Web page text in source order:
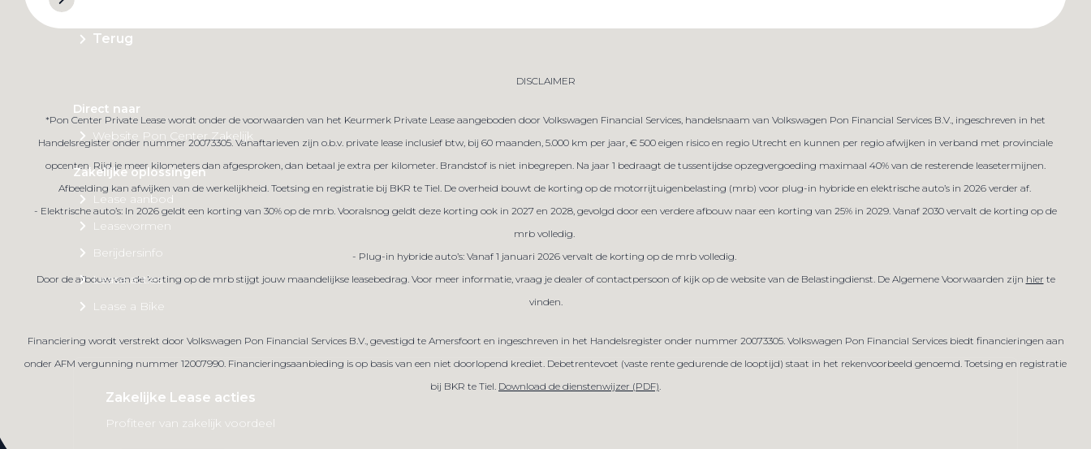
Terug
Direct naar
Website Pon Center Zakelijk
Zakelijke oplossingen
Lease aanbod
Leasevormen
Berijdersinfo
Lease acties
Lease a Bike
Zakelijke Lease acties
Profiteer van zakelijk voordeel
DISCLAIMER
*Pon Center Private Lease wordt onder de voorwaarden van het Keurmerk Private Lease aangeboden door Volkswagen Financial Services, handelsnaam van Volkswagen Pon Financial Services B.V., ingeschreven in het
Handelsregister onder nummer 20073305. Vanaftarieven zijn o.b.v. private lease inclusief btw, bij 60 maanden, 5.000 km per jaar, € 500 eigen risico en regio Utrecht en kunnen per regio afwijken in verband met provinciale
opcenten. Rijd je meer kilometers dan afgesproken, dan betaal je extra per kilometer. Brandstof is niet inbegrepen. Na jaar 1 bedraagt de tussentijdse opzegvergoeding maximaal 40% van de resterende leasetermijnen.
Afbeelding kan afwijken van de werkelijkheid. Toetsing en registratie bij BKR te Tiel. De overheid bouwt de korting op de motorrijtuigenbelasting (mrb) voor plug-in hybride en elektrische auto’s in 2026 verder af.
- Elektrische auto’s: In 2026 geldt een korting van 30% op de mrb. Vooralsnog geldt deze korting ook in 2027 en 2028, gevolgd door een verdere afbouw naar een korting van 25% in 2029. Vanaf 2030 vervalt de korting op de
mrb volledig.
- Plug-in hybride auto’s: Vanaf 1 januari 2026 vervalt de korting op de mrb volledig.
Door de afbouw van de korting op de mrb stijgt jouw maandelijkse leasebedrag. Voor meer informatie, vraag je dealer of contactpersoon of kijk op de website van de Belastingdienst. De Algemene Voorwaarden zijn hier te
vinden.
Financiering wordt verstrekt door Volkswagen Pon Financial Services B.V., gevestigd te Amersfoort en ingeschreven in het Handelsregister onder nummer 20073305. Volkswagen Pon Financial Services biedt financieringen aan
onder AFM vergunning nummer 12007990. Financieringsaanbieding is op basis van een niet doorlopend krediet. Debetrentevoet (vaste rente gedurende de looptijd) staat in het rekenvoorbeeld genoemd. Toetsing en registratie
bij BKR te Tiel. Download de dienstenwijzer (PDF).